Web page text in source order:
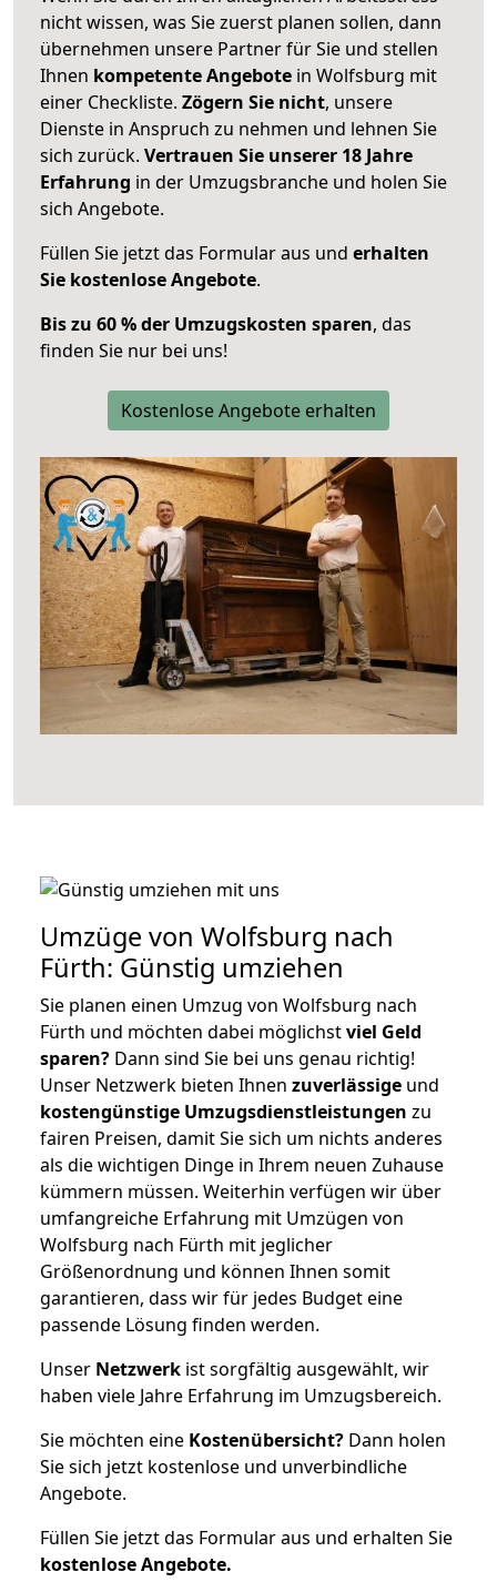
nicht wissen, was Sie zuerst planen sollen, dann
übernehmen unsere Partner für Sie und stellen
Ihnen kompetente Angebote in Wolfsburg mit
einer Checkliste. Zögern Sie nicht, unsere
Dienste in Anspruch zu nehmen und lehnen Sie
sich zurück. Vertrauen Sie unserer 18 Jahre
Erfahrung in der Umzugsbranche und holen Sie
sich Angebote.
Füllen Sie jetzt das Formular aus und erhalten
Sie kostenlose Angebote.
Bis zu 60 % der Umzugskosten sparen, das
finden Sie nur bei uns!
Kostenlose Angebote erhalten
Umzüge von Wolfsburg nach
Fürth: Günstig umziehen
Sie planen einen Umzug von Wolfsburg nach
Fürth und möchten dabei möglichstviel Geld
sparen? Dann sind Sie bei uns genau richtig!
Unser Netzwerk bieten Ihnen zuverlässige und
kostengünstige Umzugsdienstleistungen zu
fairen Preisen, damit Sie sich um nichts anderes
als die wichtigen Dinge in Ihrem neuen Zuhause
kümmern müssen. Weiterhin verfügen wir über
umfangreiche Erfahrung mit Umzügen von
Wolfsburg nach Fürth mit jeglicher
Größenordnung und können Ihnen somit
garantieren, dass wir für jedes Budget eine
passende Lösung finden werden.
Unser Netzwerk ist sorgfältig ausgewählt, wir
haben viele Jahre Erfahrung im Umzugsbereich.
Sie möchten eine Kostenübersicht? Dann holen
Sie sich jetzt kostenlose und unverbindliche
Angebote.
Füllen Sie jetzt das Formular aus und erhalten Sie
kostenloseAngebote.